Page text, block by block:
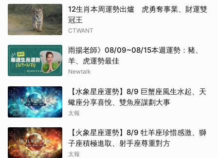
12生肖本周運勢出爐 虎勇奪事業、財運雙
冠王
CTWANT
雨揚老師》08/09~08/15本週運勢：豬、
羊、虎運勢最佳
Newtalk
【水象星座運勢】8/9 巨蟹座風生水起、天
蠍座分享喜悅、雙魚座謀劃大事
太報
【火象星座運勢】8/9 牡羊座珍惜感激、獅
子座積極進取、射手座尊重對方
太報